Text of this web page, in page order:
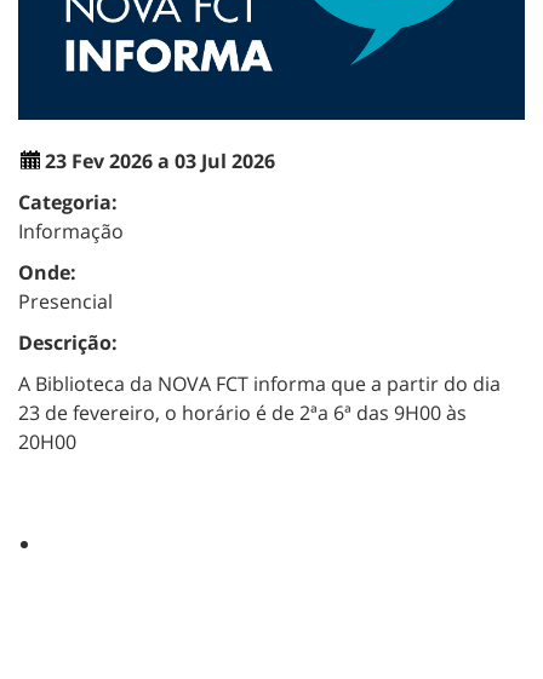
23 Fev 2026 a 03 Jul 2026
Categoria:
Informação
Onde:
Presencial
Descrição:
A Biblioteca da NOVA FCT informa que a partir do dia
23 de fevereiro, o horário é de 2ªa 6ª das 9H00 às
20H00